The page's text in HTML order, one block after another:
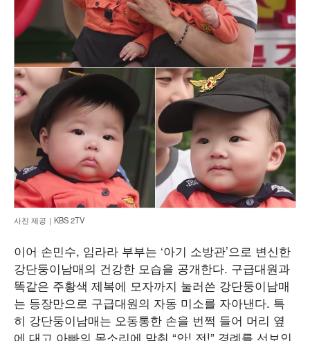
사진 제공｜KBS 2TV
이어 손민수, 임라라 부부는 ‘아기 소방관’으로 변신한
강단둥이남매의 건강한 모습을 공개한다. 구급대원과
똑같은 주황색 제복에 모자까지 눌러쓴 강단둥이남매
는 등장만으로 구급대원의 자동 미소를 자아낸다. 특
히 강단둥이남매는 오동통한 손을 번쩍 들어 머리 옆
에 대고 아빠의 목소리에 맞춰 “안! 전!” 경례를 선보인